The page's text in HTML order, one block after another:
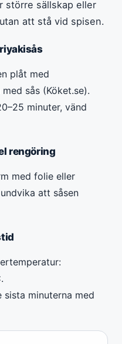
större sällskap eller
att stå vid spisen.
plåt med
sås (Köket.se).
minuter, vänd
rengöring
med folie eller
att såsen
minuterna med